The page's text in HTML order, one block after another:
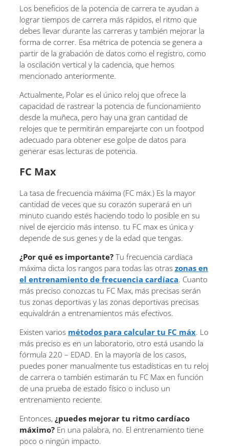
Los beneficios de la potencia de carrera te ayudan a
lograr tiempos de carrera más rápidos, el ritmo que
debes llevar durante las carreras y también mejorar la
forma de correr. Esa métrica de potencia se genera a
partir de la grabación de datos como el registro, como
la oscilación vertical y la cadencia, que hemos
mencionado anteriormente.
Actualmente, Polar es el único reloj que ofrece la
capacidad de rastrear la potencia de funcionamiento
desde la muñeca, pero hay una gran cantidad de
relojes que te permitirán emparejarte con un footpod
adecuado para obtener ese golpe de datos para
generar esas lecturas de potencia.
FC Max
La tasa de frecuencia máxima (FC máx.) Es la mayor
cantidad de veces que su corazón superará en un
minuto cuando estés haciendo todo lo posible en su
nivel de ejercicio más intenso. tu FC max es única y
depende de sus genes y de la edad que tengas.
¿Por qué es importante? Tu frecuencia cardíaca
máxima dicta los rangos para todas las otras zonas en
el entrenamiento de frecuencia cardíaca. Cuanto
más preciso conozcas tu FC Max, más precisas serán
tus zonas deportivas y las zonas deportivas precisas
equivaldrán a entrenamientos más efectivos.
Existen varios métodos para calcular tu FC máx. Lo
más preciso es en un laboratorio, otro está usando la
fórmula 220 – EDAD. En la mayoría de los casos,
puedes poner manualmente tus estadísticas en tu reloj
de carrera o también estimarán tu FC Max en función
de una prueba de estado físico o incluso un
entrenamiento reciente.
Entonces, ¿puedes mejorar tu ritmo cardíaco
máximo? En una palabra, no. El entrenamiento tiene
poco o ningún impacto.